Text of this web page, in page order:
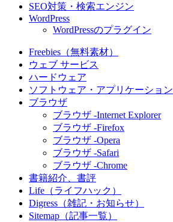
SEO対策・検索エンジン
WordPress
WordPressのプラグイン
Freebies（無料素材）
ウェブ サービス
ハードウェア
ソフトウェア・アプリケーション
ブラウザ
ブラウザ -Internet Explorer
ブラウザ -Firefox
ブラウザ -Opera
ブラウザ -Safari
ブラウザ -Chrome
書籍紹介、書評
Life（ライフハック）
Digress（雑記・お知らせ）
Sitemap（記事一覧）